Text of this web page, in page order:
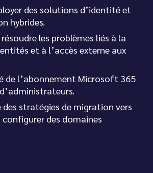
des solutions d’identité et
hybrides.
les problèmes liés à la
et à l’accès externe aux
de l’abonnement Microsoft 365
stratégies de migration vers
des domaines